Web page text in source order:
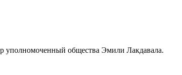
уполномоченный общества Эмили Лакдавала.